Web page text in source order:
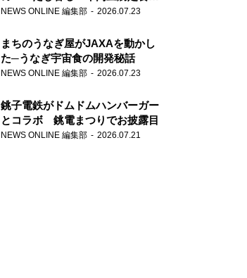
が香り高すぎる
NEWS ONLINE 編集部 2026.07.23
まちのうなぎ屋がJAXAを動かし
た─うなぎ宇宙食の開発秘話
NEWS ONLINE 編集部 2026.07.23
銚子電鉄がドムドムハンバーガー
とコラボ 銚電まつりでお披露目
NEWS ONLINE 編集部 2026.07.21